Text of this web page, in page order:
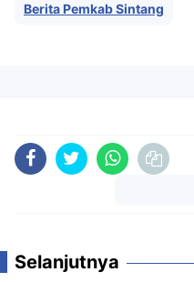
Berita Pemkab Sintang
Selanjutnya